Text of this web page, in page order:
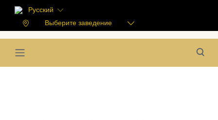
Русский
Выберите заведение